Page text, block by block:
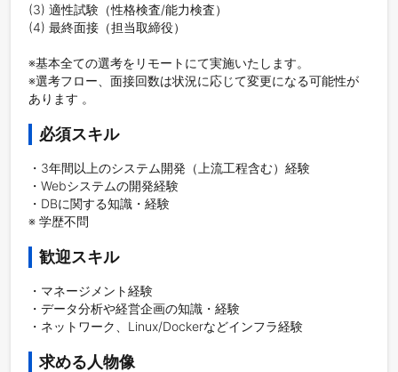
(3) 適性試験（性格検査/能力検査）
(4) 最終面接（担当取締役）
※基本全ての選考をリモートにて実施いたします。
※選考フロー、面接回数は状況に応じて変更になる可能性が
あります 。
必須スキル
・3年間以上のシステム開発（上流工程含む）経験
・Webシステムの開発経験
・DBに関する知識・経験
歓迎スキル
・マネージメント経験
・データ分析や経営企画の知識・経験
・ネットワーク、Linux/Dockerなどインフラ経験
求める人物像